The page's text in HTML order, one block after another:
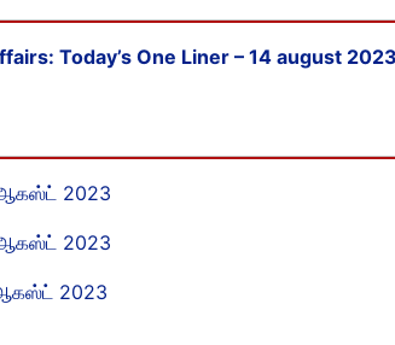
Today’s One Liner – 14 august 2023
ஆகஸ்ட் 2023
ஆகஸ்ட் 2023
ஆகஸ்ட் 2023